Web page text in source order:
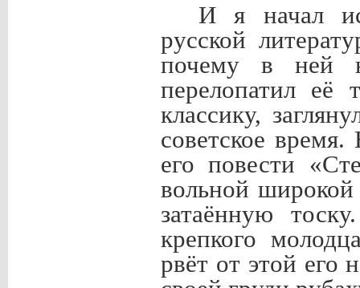
И я начал
русской
почему в ней
перелопатил её
классику,
советское
его повести
вольной широкой
затаённую
крепкого
рвёт от этой его